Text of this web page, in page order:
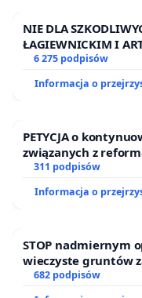
NIE DLA
ŁAGIEWNICKIM I
6 275 podpisów
Informacja o
PETYCJA o
związanych z
311 podpisów
Informacja o
STOP nadmiernym
wieczyste gruntów
ogrody działkowe.
682 podpisów